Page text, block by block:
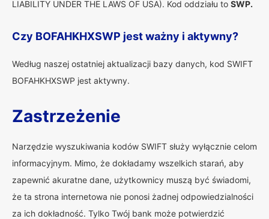
LIABILITY UNDER THE LAWS OF USA). Kod oddziału to SWP.
Czy BOFAHKHXSWP jest ważny i aktywny?
Według naszej ostatniej aktualizacji bazy danych, kod SWIFT
BOFAHKHXSWP jest aktywny.
Zastrzeżenie
Narzędzie wyszukiwania kodów SWIFT służy wyłącznie celom
informacyjnym. Mimo, że dokładamy wszelkich starań, aby
zapewnić akuratne dane, użytkownicy muszą być świadomi,
że ta strona internetowa nie ponosi żadnej odpowiedzialności
za ich dokładność. Tylko Twój bank może potwierdzić